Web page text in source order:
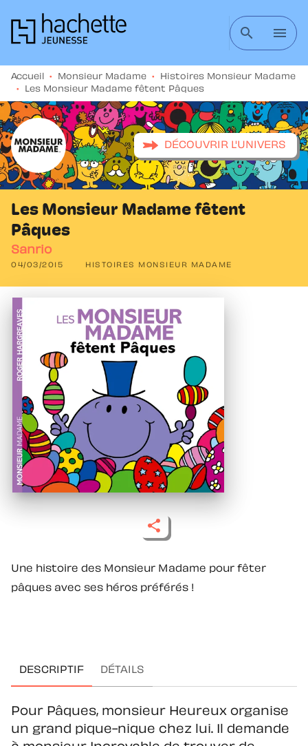
MENU RECHERCHE CONTENU
search menu
Accueil • Monsieur Madame •
Histoires Monsieur Madame
•
Les Monsieur Madame fêtent Pâques
DÉCOUVRIR L'UNIVERS
Les Monsieur Madame fêtent
Pâques
Sanrio
04/03/2015 HISTOIRES MONSIEUR MADAME
Une histoire des Monsieur Madame pour fêter
pâques avec ses héros préférés !
DESCRIPTIF DÉTAILS
Pour Pâques, monsieur Heureux organise
un grand pique-nique chez lui. Il demande